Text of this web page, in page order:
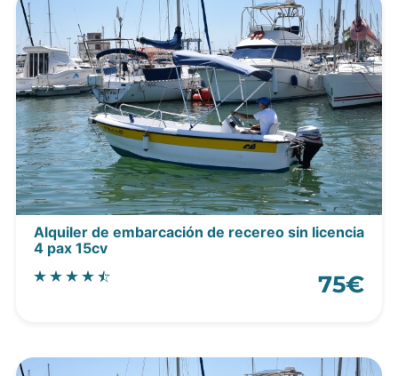
Alquiler de embarcación de recereo sin licencia
4 pax 15cv
75€